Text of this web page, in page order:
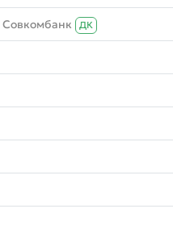
Совкомбанк ДК